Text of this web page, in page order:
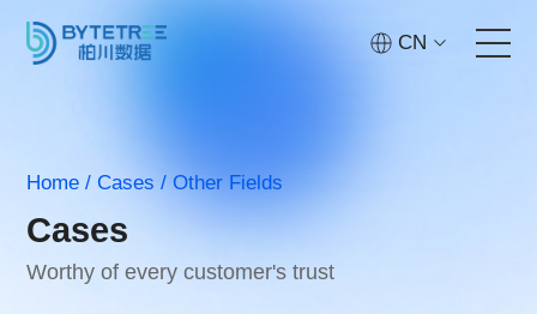
Services
Technology
CN
Home / Cases / Other Fields
Cases
Worthy of every customer's trust